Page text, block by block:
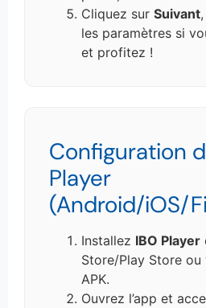
Cliquez sur Suivant
les paramètres si
et profitez !
Configuration
Player
(Android/iOS/
Installez IBO Player
Store/Play Store
APK.
Ouvrez l’app et